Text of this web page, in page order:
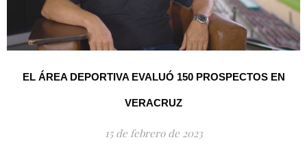
EL ÁREA DEPORTIVA EVALUÓ 150 PROSPECTOS EN
VERACRUZ
15 de febrero de 2023